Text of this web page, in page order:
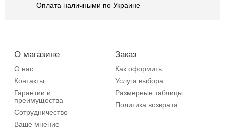
Оплата наличными по Украине
О магазине
О нас
Контакты
Гарантии и
преимущества
Сотрудничество
Ваше мнение
Заказ
Как оформить
Услуга выбора
Размерные таблицы
Политика возврата